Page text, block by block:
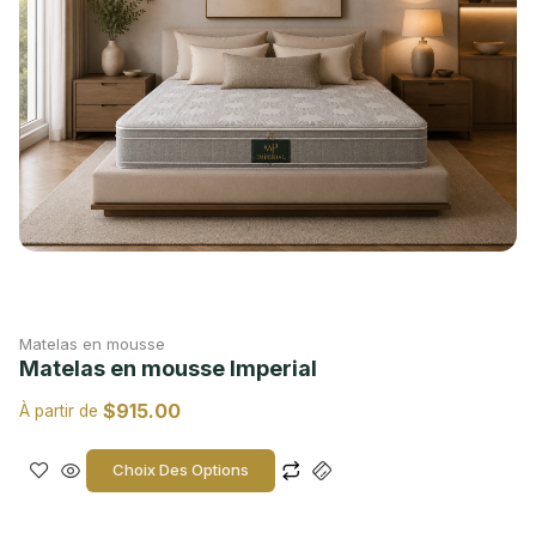
Matelas en mousse
Matelas en mousse Imperial
À partir de $915.00
Choix Des Options